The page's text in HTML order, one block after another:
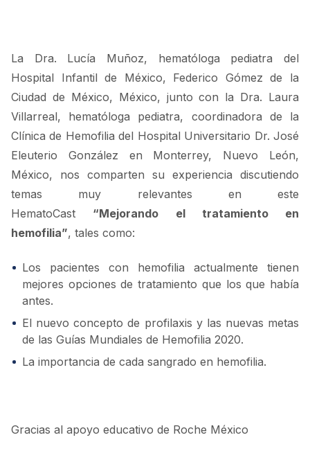
La Dra. Lucía Muñoz, hematóloga pediatra del
Hospital Infantil de México, Federico Gómez de la
Ciudad de México, México, junto con la Dra. Laura
Villarreal, hematóloga pediatra, coordinadora de la
Clínica de Hemofilia del Hospital Universitario Dr. José
Eleuterio González en Monterrey, Nuevo León,
México, nos comparten su experiencia discutiendo
temas muy relevantes en este
HematoCast “Mejorando el tratamiento en
hemofilia”, tales como:
Los pacientes con hemofilia actualmente tienen
mejores opciones de tratamiento que los que había
antes.
El nuevo concepto de profilaxis y las nuevas metas
de las Guías Mundiales de Hemofilia 2020.
La importancia de cada sangrado en hemofilia.
Gracias al apoyo educativo de Roche México